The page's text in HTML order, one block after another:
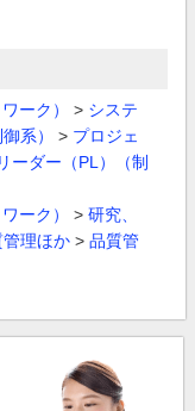
ーク） > システ
系）
> プロジェ
ーダー（PL）（制
ーク）
> 研究、
理ほか > 品質管